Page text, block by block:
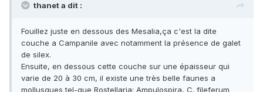
thanet a dit :
Fouillez juste en dessous des Mesalia,ça c'est la dite
couche a Campanile avec notamment la présence de galet
de silex.
Ensuite, en dessous cette couche sur une épaisseur qui
varie de 20 à 30 cm, il existe une très belle faunes a
mollusques tel-que Rostellaria; Ampulospira, C. fileferum